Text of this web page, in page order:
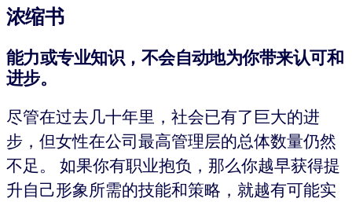
浓缩书
能力或专业知识，不会自动地为你带来认可和
进步。
尽管在过去几十年里，社会已有了巨大的进
步，但女性在公司最高管理层的总体数量仍然
不足。 如果你有职业抱负，那么你越早获得提
升自己形象所需的技能和策略，就越有可能实